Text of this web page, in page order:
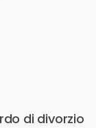
di divorzio